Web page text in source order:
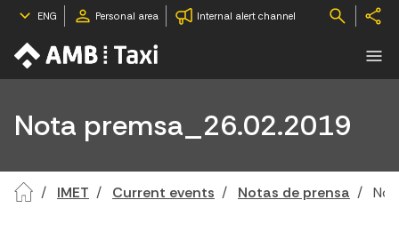
ENG Personal area Internal alert channel
Nota premsa_26.02.2019
IMET Current events Notas de prensa